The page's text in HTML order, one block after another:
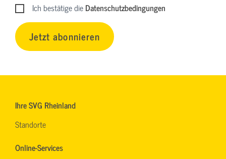
Ich bestätige dieDatenschutzbedingungen
Jetzt abonnieren
Ihre SVG Rheinland
Standorte
Online-Services